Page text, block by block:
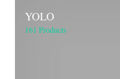
YOLO
161 Products